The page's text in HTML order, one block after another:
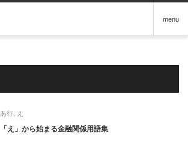
menu
あ行, え
「え」から始まる金融関係用語集